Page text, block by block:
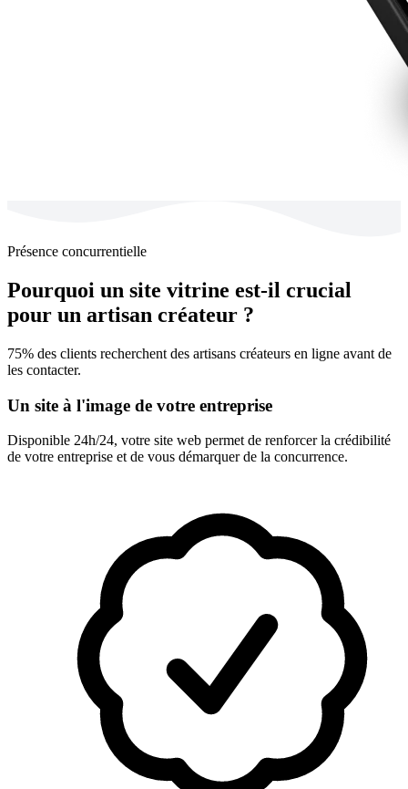
Présence concurrentielle
Pourquoi un site vitrine est-il crucial
pour un artisan créateur ?
75% des clients recherchent des artisans créateurs en ligne avant de
les contacter.
Un site à l'image de votre entreprise
Disponible 24h/24, votre site web permet de renforcer la crédibilité
de votre entreprise et de vous démarquer de la concurrence.